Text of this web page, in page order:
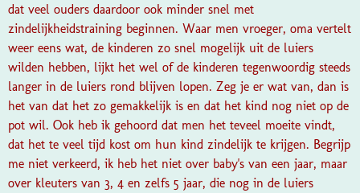
dat veel ouders daardoor ook minder snel met
zindelijkheidstraining beginnen. Waar men vroeger, oma vertelt
weer eens wat, de kinderen zo snel mogelijk uit de luiers
wilden hebben, lijkt het wel of de kinderen tegenwoordig steeds
langer in de luiers rond blijven lopen. Zeg je er wat van, dan is
het van dat het zo gemakkelijk is en dat het kind nog niet op de
pot wil. Ook heb ik gehoord dat men het teveel moeite vindt,
dat het te veel tijd kost om hun kind zindelijk te krijgen. Begrijp
me niet verkeerd, ik heb het niet over baby's van een jaar, maar
over kleuters van 3, 4 en zelfs 5 jaar, die nog in de luiers